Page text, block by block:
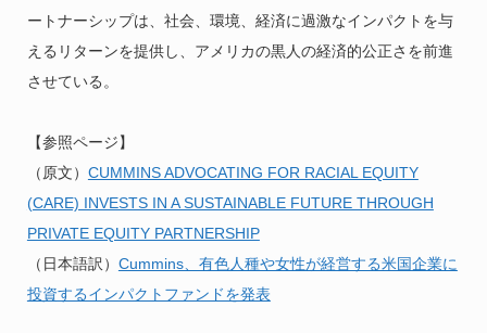
ートナーシップは、社会、環境、経済に過激なインパクトを与
えるリターンを提供し、アメリカの黒人の経済的公正さを前進
させている。
【参照ページ】
（原文） CUMMINS ADVOCATING FOR RACIAL EQUITY
(CARE) INVESTS IN A SUSTAINABLE FUTURE THROUGH
PRIVATE EQUITY PARTNERSHIP
（日本語訳） Cummins、有色人種や女性が経営する米国企業に
投資するインパクトファンドを発表